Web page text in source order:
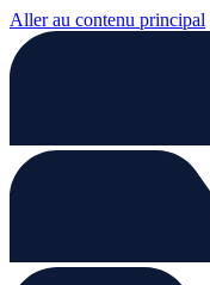
Aller au contenu principal